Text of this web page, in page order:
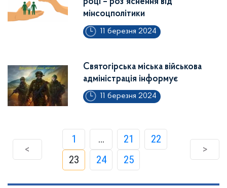
році – роз`яснення від
мінсоцполітики
11 березня 2024
Святогірська міська військова
адміністрація інформує
11 березня 2024
<
1 … 21
22
23
24 25
>